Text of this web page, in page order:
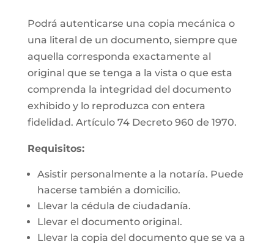
Podrá autenticarse una copia mecánica o
una literal de un documento, siempre que
aquella corresponda exactamente al
original que se tenga a la vista o que esta
comprenda la integridad del documento
exhibido y lo reproduzca con entera
fidelidad. Artículo 74 Decreto 960 de 1970.
Requisitos:
Asistir personalmente a la notaría. Puede
hacerse también a domicilio.
Llevar la cédula de ciudadanía.
Llevar el documento original.
Llevar la copia del documento que se va a